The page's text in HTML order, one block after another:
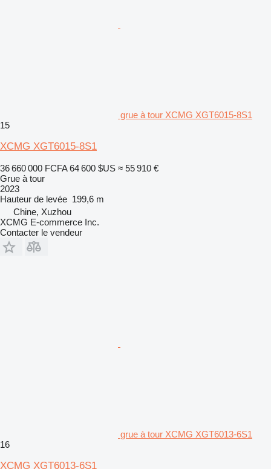
grue à tour XCMG XGT6015-8S1
15
XCMG XGT6015-8S1
36 660 000 FCFA 64 600 $US ≈ 55 910 €
Grue à tour
2023
Hauteur de levée 199,6 m
Chine, Xuzhou
XCMG E-commerce Inc.
Contacter le vendeur
grue à tour XCMG XGT6013-6S1
16
XCMG XGT6013-6S1